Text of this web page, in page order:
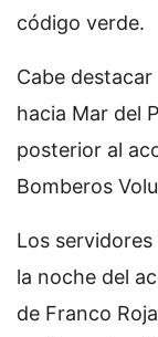
código verde.
Cabe
hacia Mar del
posterior al
Bomberos
Los
la noche del
de Franco